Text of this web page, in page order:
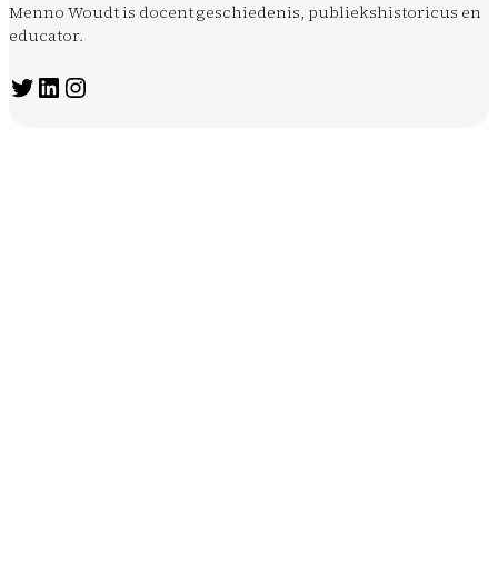
Menno Woudt is docent geschiedenis, publiekshistoricus en
educator.
Twitter LinkedIn Instagram